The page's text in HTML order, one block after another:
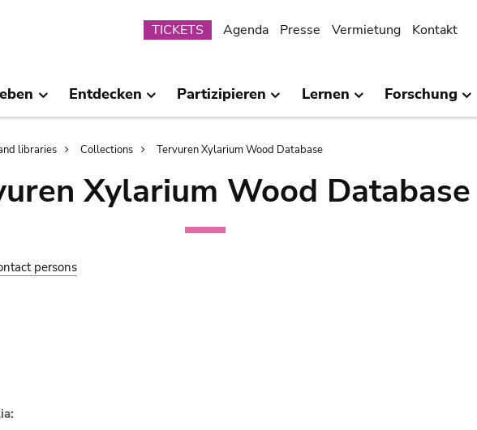
Submenu
TICKETS Agenda Presse Vermietung Kontakt
Entdecken Partizipieren Lernen Forschung
libraries Collections Tervuren Xylarium Wood Database
Xylarium Wood Database
persons